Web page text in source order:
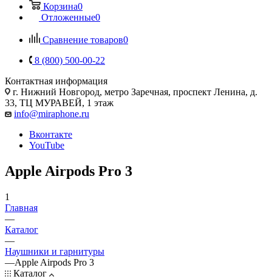
Корзина0
Отложенные0
Сравнение товаров0
8 (800) 500-00-22
Контактная информация
г. Нижний Новгород, метро Заречная, проспект Ленина, д.
33, ТЦ МУРАВЕЙ, 1 этаж
info@miraphone.ru
Вконтакте
YouTube
Apple Airpods Pro 3
1
Главная
—
Каталог
—
Наушники и гарнитуры
—Apple Airpods Pro 3
Каталог